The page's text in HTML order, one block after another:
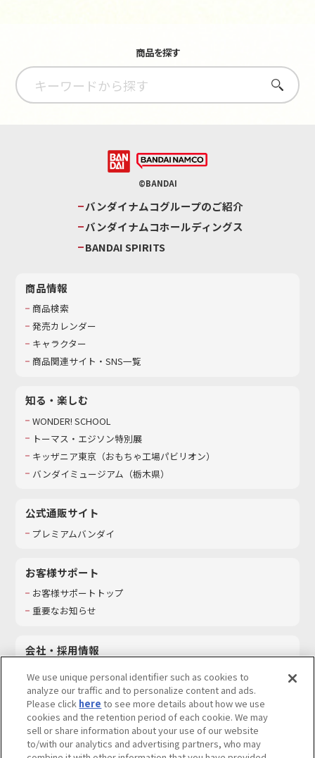
商品を探す
さがす
©BANDAI
バンダイナムコグループのご紹介
バンダイナムコホールディングス
BANDAI SPIRITS
商品情報
商品検索
発売カレンダー
キャラクター
商品関連サイト・SNS一覧
知る・楽しむ
WONDER! SCHOOL
トーマス・エジソン特別展
キッザニア東京（おもちゃ工場パビリオン）​
バンダイミュージアム（栃木県）
公式通販サイト
プレミアムバンダイ
お客様サポート
お客様サポートトップ
重要なお知らせ
会社・採用情報
採用情報
サステナビリティ
お問い合わせ
We use unique personal identifier such as cookies to
analyze our traffic and to personalize content and ads.
Please click here to see more details about how we use
cookies and the retention period of each cookie. We may
sell or share information about your use of our website
to/with our analytics and advertising partners, who may